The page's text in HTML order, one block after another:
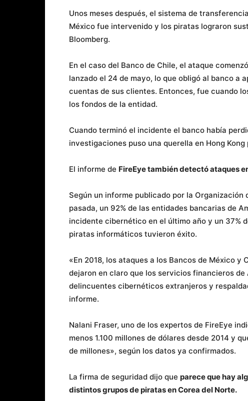
Unos meses después, el sistema de
México fue intervenido y los piratas lograron
Bloomberg.
En el caso del Banco de Chile, el ataque
lanzado el 24 de mayo, lo que obligó al banco a
cuentas de sus clientes. Entonces, fue cuando
los fondos de la entidad.
Cuando terminó el incidente el banco había
investigaciones puso una querella en Hong
El informe de FireEye también detectó ataques
Según un informe publicado por la Organización
pasada, un 92% de las entidades bancarias de
incidente cibernético en el último año y un 37%
piratas informáticos tuvieron éxito.
«En 2018, los ataques a los Bancos de México
dejaron en claro que los servicios financieros
delincuentes cibernéticos extranjeros y
informe.
Nalani Fraser, uno de los expertos de FireEye
menos 1.100 millones de dólares desde 2014 y
de millones», según los datos ya confirmados.
La firma de seguridad dijo que parece que hay
distintos grupos de piratas en Corea del Norte.